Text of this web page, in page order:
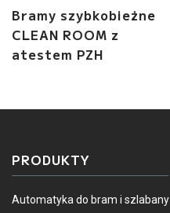
Bramy szybkobieżne
CLEAN ROOM z
atestem PZH
PRODUKTY
Automatyka do bram i szlabany